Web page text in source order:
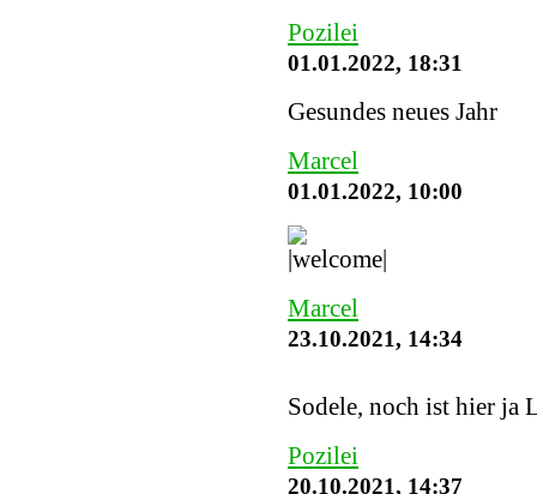
Pozilei
01.01.2022, 18:31
Gesundes neues Jahr
Marcel
01.01.2022, 10:00
Marcel
23.10.2021, 14:34
Sodele, noch ist hier ja
Pozilei
20.10.2021, 14:37